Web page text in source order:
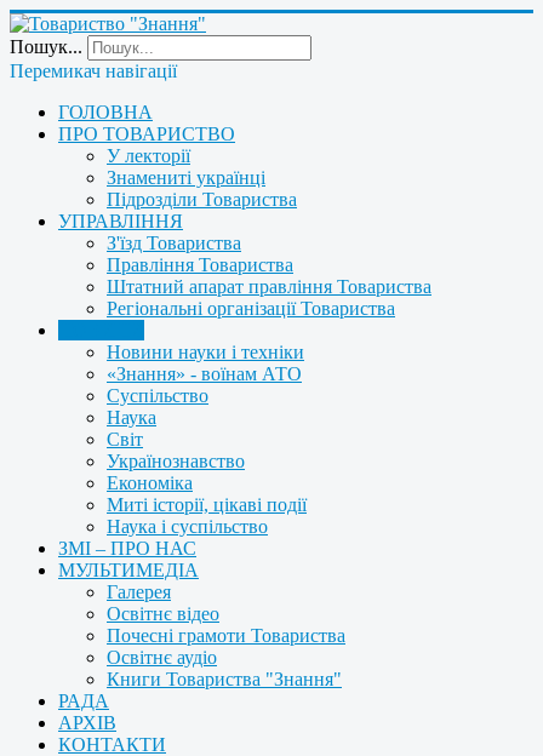
Пошук...
Перемикач навігації
ГОЛОВНА
ПРО ТОВАРИСТВО
У лекторії
Знамениті українці
Підрозділи Товариства
УПРАВЛІННЯ
З'їзд Товариства
Правління Товариства
Штатний апарат правління Товариства
Регіональні організації Товариства
Новини науки і техніки
«Знання» - воїнам АТО
Суспільство
Наука
Світ
Українознавство
Економіка
Миті історії, цікаві події
Наука і суспільство
ЗМІ – ПРО НАС
МУЛЬТИМЕДІА
Галерея
Освітнє відео
Почесні грамоти Товариства
Освітнє аудіо
Книги Товариства "Знання"
РАДА
АРХІВ
КОНТАКТИ